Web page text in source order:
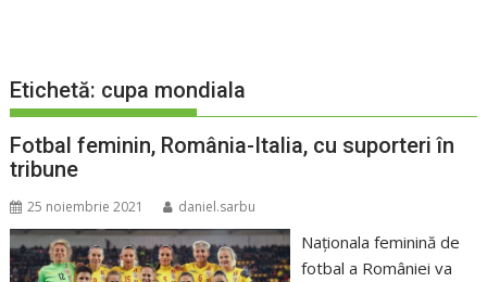
Etichetă: cupa mondiala
Fotbal feminin, România-Italia, cu suporteri în
tribune
25 noiembrie 2021 daniel.sarbu
Naţionala feminină de
fotbal a României va